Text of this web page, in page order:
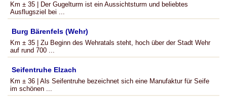
Km ± 35 | Der Gugelturm ist ein Aussichtsturm und beliebtes
Ausflugsziel bei ...
Burg Bärenfels (Wehr)
Km ± 35 | Zu Beginn des Wehratals steht, hoch über der Stadt Wehr
auf rund 700 ...
Seifentruhe Elzach
Km ± 36 | Als Seifentruhe bezeichnet sich eine Manufaktur für Seife
im schönen ...